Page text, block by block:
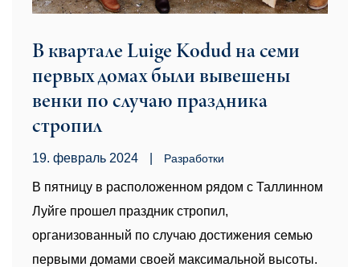
В квартале Luige Kodud на семи
первых домах были вывешены
венки по случаю праздника
стропил
19. февраль 2024 Pазработки
В пятницу в расположенном рядом с Таллинном
Луйге прошел праздник стропил,
организованный по случаю достижения семью
первыми домами своей максимальной высоты.